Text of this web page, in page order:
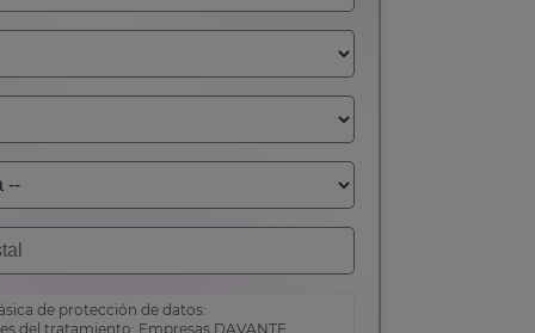
de protección de datos:
del tratamiento: Empresas DAVANTE